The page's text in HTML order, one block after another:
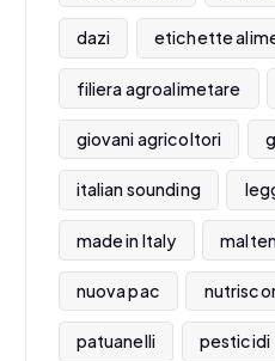
dazi etichette
filiera agroalimetare
giovani agricoltori
italian sounding
made in Italy
nuova pac
patuanelli pesticidi